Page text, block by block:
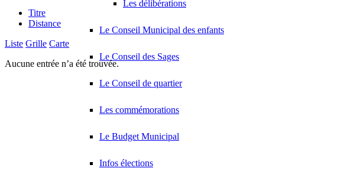
Les délibérations
Le Conseil Municipal des enfants
Le Conseil des Sages
Le Conseil de quartier
Les commémorations
Le Budget Municipal
Infos élections
Titre
Distance
Liste Grille Carte
Aucune entrée n’a été trouvée.